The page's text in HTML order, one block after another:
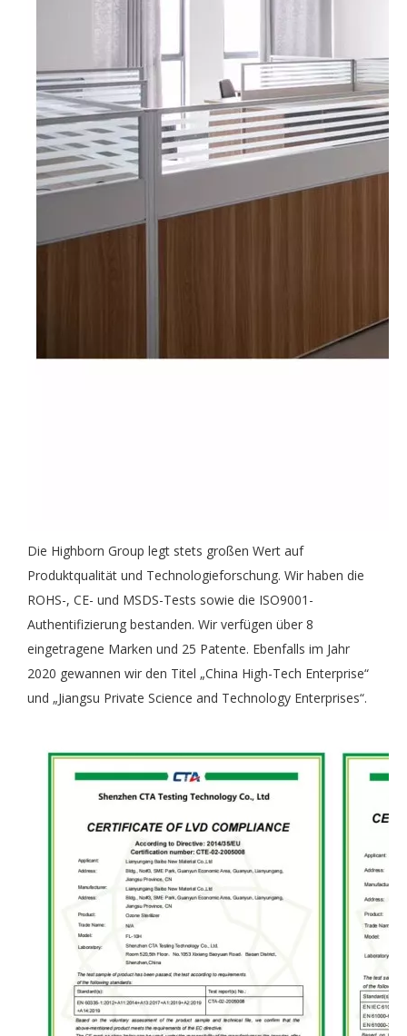
Die Highborn Group legt stets großen Wert auf
Produktqualität und Technologieforschung. Wir haben die
ROHS-, CE- und MSDS-Tests sowie die ISO9001-
Authentifizierung bestanden. Wir verfügen über 8
eingetragene Marken und 25 Patente. Ebenfalls im Jahr
2020 gewannen wir den Titel „China High-Tech Enterprise“
und „Jiangsu Private Science and Technology Enterprises“.